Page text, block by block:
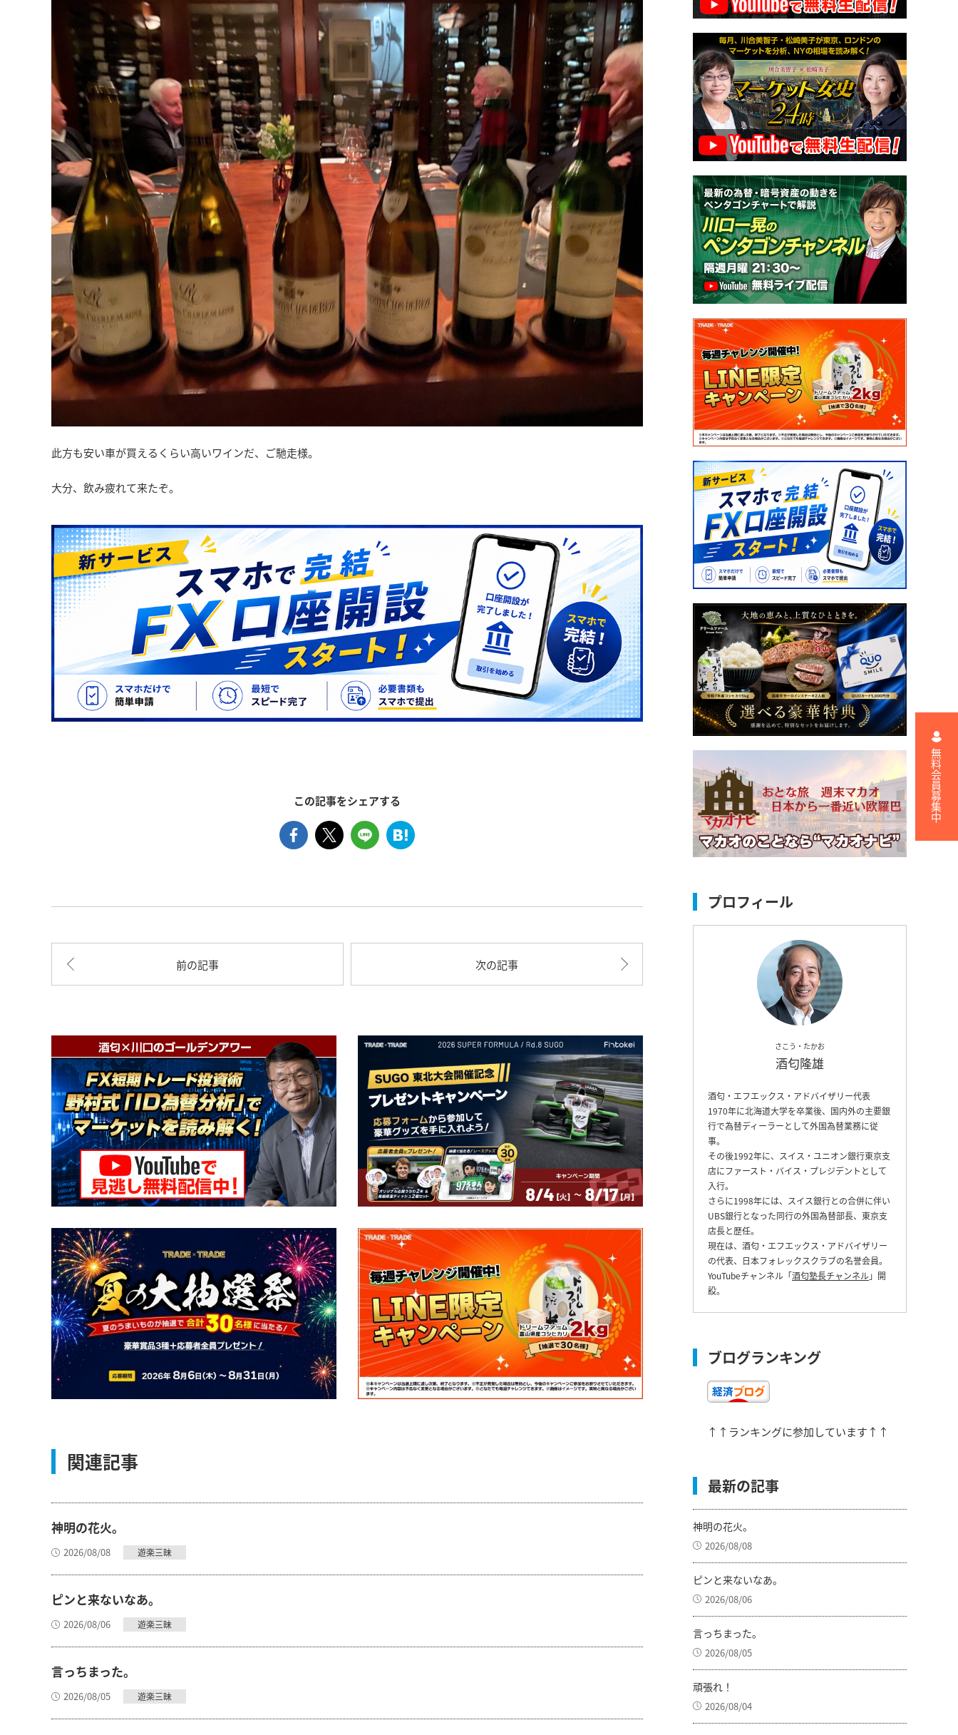
此方も安い車が買えるくらい高いワインだ、ご馳走様。
大分、飲み疲れて来たぞ。
この記事をシェアする
前の記事 次の記事
関連記事
神明の花火。
2026/08/08 遊楽三昧
ピンと来ないなあ。
2026/08/06 遊楽三昧
言っちまった。
2026/08/05 遊楽三昧
プロフィール
さこう・たかお
酒匂隆雄
酒匂・エフエックス・アドバイザリー代表
1970年に北海道大学を卒業後、国内外の主要銀
行で為替ディーラーとして外国為替業務に従
事。
その後1992年に、スイス・ユニオン銀行東京支
店にファースト・バイス・プレジデントとして
入行。
さらに1998年には、スイス銀行との合併に伴い
UBS銀行となった同行の外国為替部長、東京支
店長と歴任。
現在は、酒匂・エフエックス・アドバイザリー
の代表、日本フォレックスクラブの名誉会員。
YouTubeチャンネル「酒匂塾長チャンネル」開
設。
ブログランキング
↑↑ランキングに参加しています↑↑
最新の記事
神明の花火。
2026/08/08
ピンと来ないなあ。
2026/08/06
言っちまった。
2026/08/05
頑張れ！
2026/08/04
無料会員募集中